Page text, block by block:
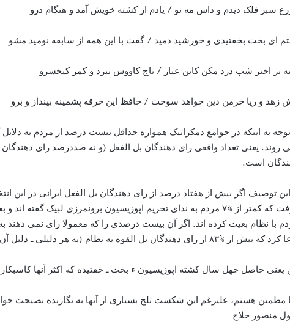
سبز فلک دیدم و داس مه نو / یادم از کشته خویش آمد و هنگام درو
ای بخت بخفتیدی و خورشید دمید / گفت با این همه از سابقه نومید مشو
بر اختر شب دزد مکن کاین عیار / تاج کاووس ببرد و کمر کیخسرو
زهد و ریا خرمن دین خواهد سوخت / حافظ این خرقه پشمینه بینداز و برو
توجه به اینکه در جوامع دمکراتیک همواره حداقل بیست درصد از مردم به
روند. یعنی تعداد واقعی رای دهندگان بل الفعل (و نه صددرصد رای
است.
این توصیف اگر بیش از هفتاد درصد از رای دهندگان بل الفعل ایرانی در این
با نظام بعیت کرده اند. اگر آن بیست درصدی را که معمولا رای نمی
از %۸۳ از رای دهندگان بل القوه به نظام (به هر دلیلی ـ دلیل آن مهم نیست) بیعت کرده اند.
یعنی حاصل چهل سال کشته اپوزیسیون ء بخت ـ خفتیده که اکثر آنها کاسبکار
مطمئن هستم، علیرغم این شکست تلخ بسیاری از آنها به نگارنده نصیحت
منصور حلاج